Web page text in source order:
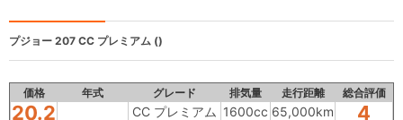
プジョー 207 CC プレミアム ()
価格 年式 グレード 排気量 走行距離 総合評価
20.2 CC プレミアム 1600cc 65,000km 4